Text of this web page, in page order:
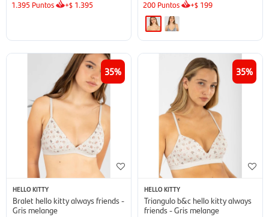
1.395 Puntos +$ 1.395 200 Puntos +$ 199
35
HELLO KITTY
Bralet hello kitty always friends -
Gris melange
35
HELLO KITTY
Triangulo b&c hello kitty always
friends - Gris melange